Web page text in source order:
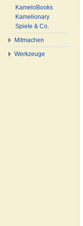
KameloBooks
Kamelionary
Spiele & Co.
Mitmachen
Werkzeuge